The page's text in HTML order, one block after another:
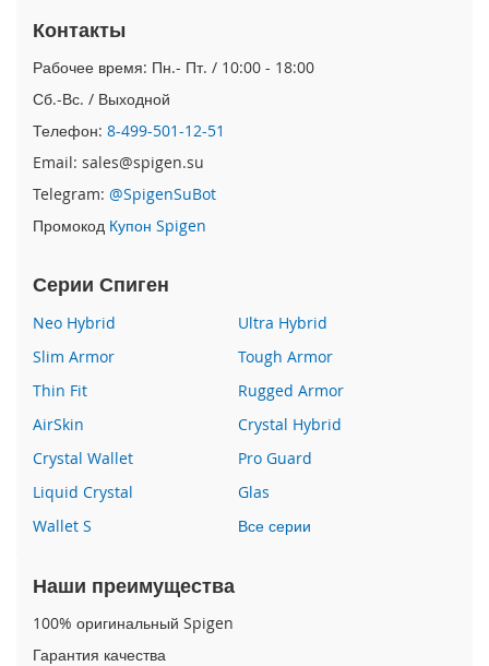
o
e
A
i
r
i
P
o
e
1
7
i
P
h
o
e
1
P
M
x
Контакты
Рабочее время: Пн.- Пт. / 10:00 - 18:00
Сб.-Вс. / Выходной
Телефон: 8-499-501-12-51
Email: sales@spigen.su
Telegram: @SpigenSuBot
Промокод Купон Spigen
Серии Спиген
Neo Hybrid
Ultra Hybrid
Slim Armor
Tough Armor
Thin Fit
Rugged Armor
AirSkin
Crystal Hybrid
Crystal Wallet
Pro Guard
Liquid Crystal
Glas
Wallet S
Все серии
Наши преимущества
100% оригинальный Spigen
Гарантия качества